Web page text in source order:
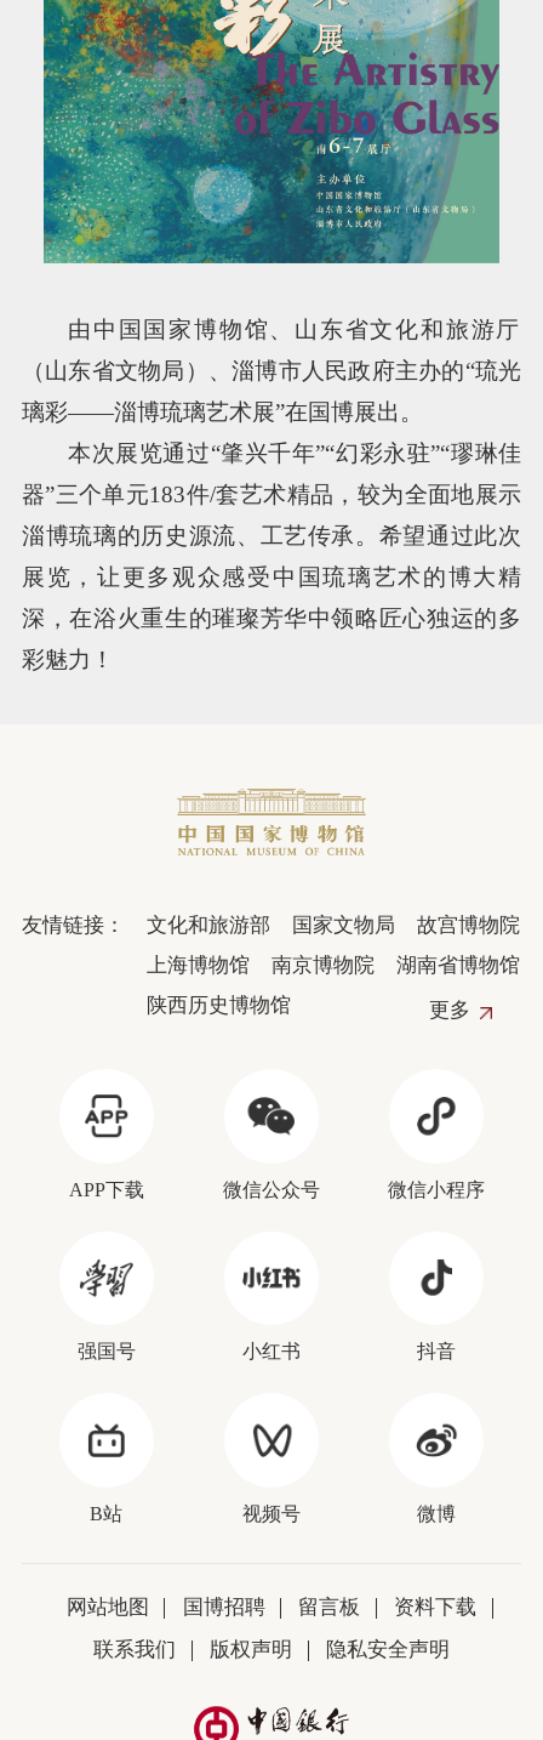
由中国国家博物馆、山东省文化和旅游厅
（山东省文物局）、淄博市人民政府主办的“琉光
璃彩——淄博琉璃艺术展”在国博展出。
本次展览通过“肇兴千年”“幻彩永驻”“璆琳佳
器”三个单元183件/套艺术精品，较为全面地展示
淄博琉璃的历史源流、工艺传承。希望通过此次
展览，让更多观众感受中国琉璃艺术的博大精
深，在浴火重生的璀璨芳华中领略匠心独运的多
彩魅力！
友情链接： 文化和旅游部 国家文物局
故宫博物院
上海博物馆
南京博物院
湖南省博物馆
陕西历史博物馆
更多
APP下载 微信公众号 微信小程序
强国号 小红书 抖音
B站 视频号 微博
网站地图 国博招聘 留言板
资料下载
联系我们
版权声明 隐私安全声明